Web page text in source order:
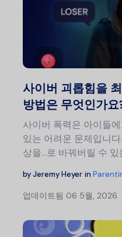
사이버 괴롭힘을
방법은 무엇인가요
사이버 폭력은 아이들
있는 어려운 문제입니
상을…로 바꿔버릴 수
byJeremy Heyer in
업데이트됨 06 5월, 2026